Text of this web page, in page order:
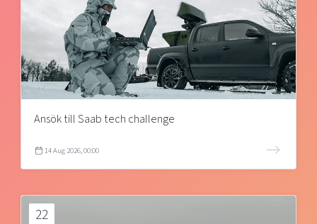
Ansök till Saab tech challenge
14 Aug 2026, 00:00
22